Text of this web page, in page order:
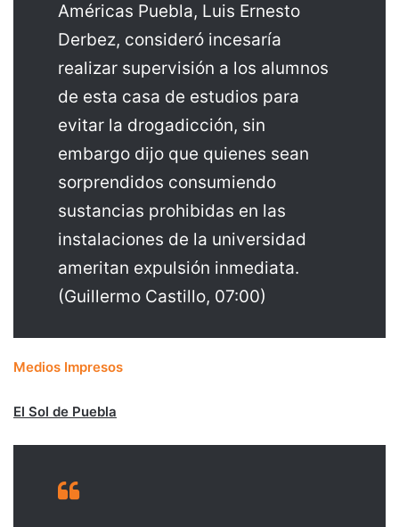
Américas Puebla, Luis Ernesto
Derbez, consideró incesaría
realizar supervisión a los alumnos
de esta casa de estudios para
evitar la drogadicción, sin
embargo dijo que quienes sean
sorprendidos consumiendo
sustancias prohibidas en las
instalaciones de la universidad
ameritan expulsión inmediata.
(Guillermo Castillo, 07:00)
Medios Impresos
El Sol de Puebla